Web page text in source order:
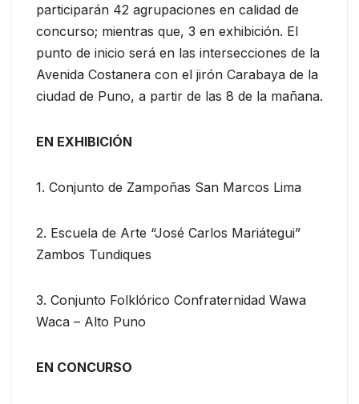
participarán 42 agrupaciones en calidad de
concurso; mientras que, 3 en exhibición. El
punto de inicio será en las intersecciones de la
Avenida Costanera con el jirón Carabaya de la
ciudad de Puno, a partir de las 8 de la mañana.
EN EXHIBICIÓN
1. Conjunto de Zampoñas San Marcos Lima
2. Escuela de Arte “José Carlos Mariátegui”
Zambos Tundiques
3. Conjunto Folklórico Confraternidad Wawa
Waca – Alto Puno
EN CONCURSO